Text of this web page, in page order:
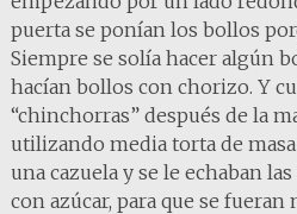
puerta se ponían los bollos
Siempre se solía hacer algún
hacían bollos con chorizo. Y
“chinchorras” después de la
utilizando media torta de
una cazuela y se le echaban
con azúcar, para que se fueran